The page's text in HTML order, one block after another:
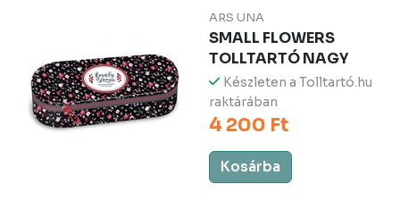
ARS UNA
SMALL FLOWERS
TOLLTARTÓ NAGY
Készleten a Tolltartó.hu
raktárában
4 200 Ft
Kosárba